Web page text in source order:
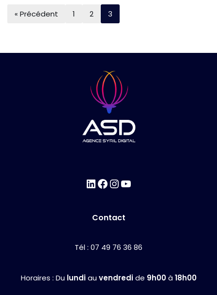
« Précédent 1 2 3
Contact
Tél : 07 49 76 36 86
Horaires : Du lundiau vendredide 9h00à 18h00